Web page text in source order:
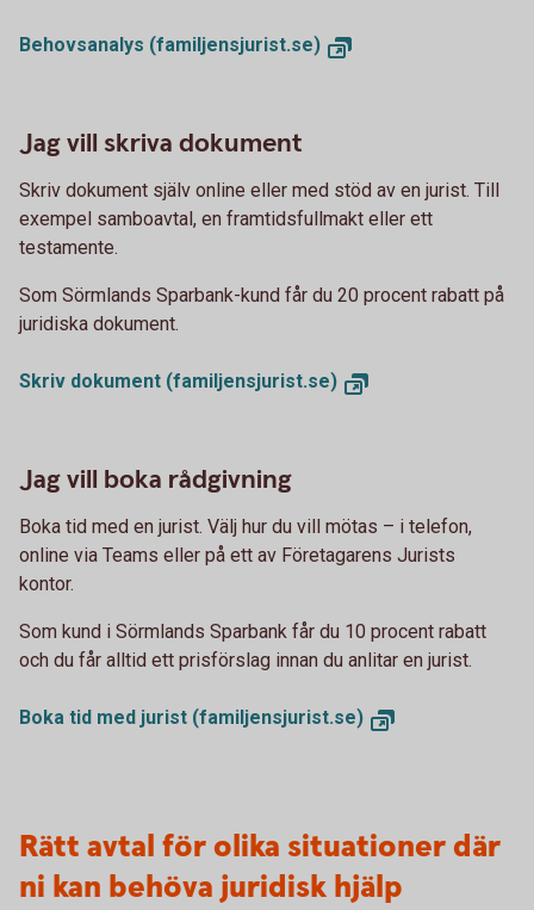
Behovsanalys (familjensjurist.se)
Jag vill skriva dokument
Skriv dokument själv online eller med stöd av en jurist. Till
exempel samboavtal, en framtidsfullmakt eller ett
testamente.
Som Sörmlands Sparbank-kund får du 20 procent rabatt på
juridiska dokument.
Skriv dokument (familjensjurist.se)
Jag vill boka rådgivning
Boka tid med en jurist. Välj hur du vill mötas – i telefon,
online via Teams eller på ett av Företagarens Jurists
kontor.
Som kund i Sörmlands Sparbank får du 10 procent rabatt
och du får alltid ett prisförslag innan du anlitar en jurist.
Boka tid med jurist (familjensjurist.se)
Rätt avtal för olika situationer där
ni kan behöva juridisk hjälp